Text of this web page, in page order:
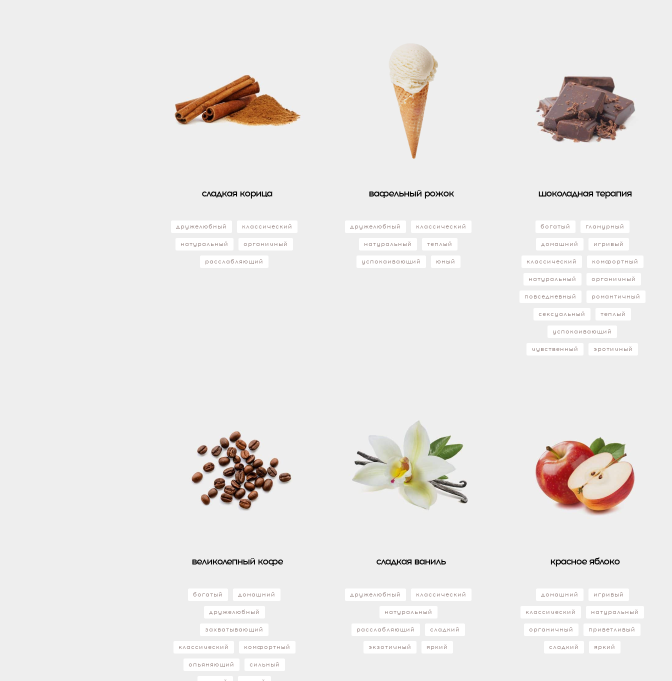
сладкая корица
дружелюбный классический
натуральный органичный
расслабляющий
вафельный рожок
дружелюбный классический
натуральный теплый
успокаивающий юный
шоколадная терапия
богатый гламурный
домашний игривый
классический комфортный
натуральный органичный
повседневный романтичный
сексуальный теплый
успокаивающий
чувственный эротичный
великолепный кофе
богатый домашний
дружелюбный
захватывающий
классический комфортный
опьяняющий сильный
сладкая ваниль
дружелюбный классический
натуральный
расслабляющий сладкий
экзотичный яркий
красное яблоко
домашний игривый
классический натуральный
органичный приветливый
сладкий яркий